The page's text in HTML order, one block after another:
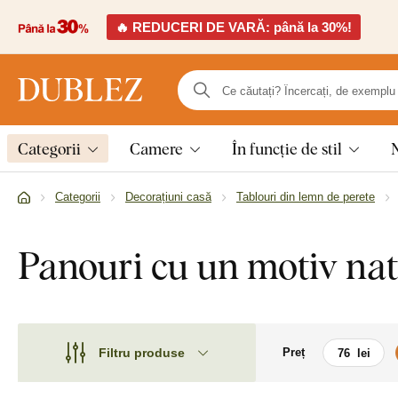
🔥 REDUCERI DE VARĂ: până la 30%!
Categorii Camere În funcție de stil
Categorii Decorațiuni casă Tablouri din lemn de perete
Panouri cu un motiv
Filtru produse
Motiv Preț
Motiv